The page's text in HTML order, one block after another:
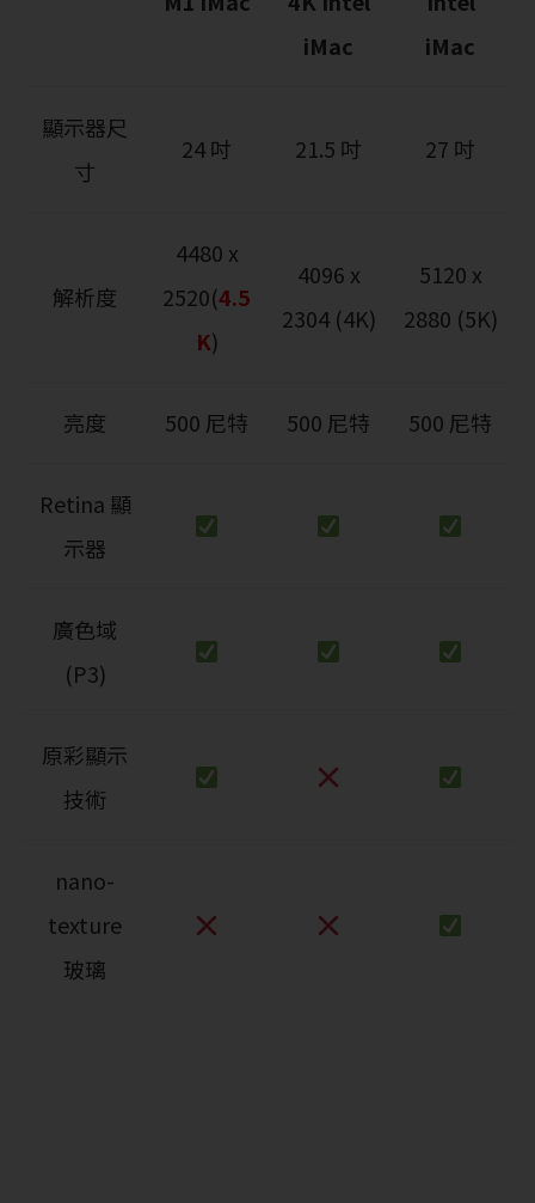
iMac
iMac
顯示器尺
寸
24 吋 21.5 吋 27 吋
解析度
4480 x
2520(4.5
K)
4096 x
2304 (4K)
5120 x
2880 (5K)
亮度 500 尼特 500 尼特 500 尼特
Retina 顯
示器
廣色域
(P3)
原彩顯示
技術
nano-
texture
玻璃